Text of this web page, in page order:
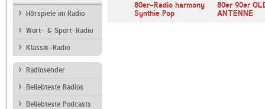
Hörspiele im Radio
Wort- & Sport-Radio
Klassik-Radio
Radiosender
Beliebteste Radios
Beliebteste Podcasts
OLDIE
Disco Fe…
Radio Mixtape 80er
Mix
80er-Radio harmony
Synthie Pop
80er 90er
ANTENNE